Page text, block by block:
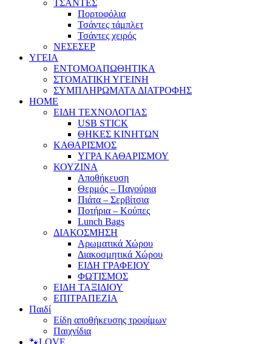
ΤΣΑΝΤΕΣ
Πορτοφόλια
Τσάντες τάμπλετ
Τσάντες χειρός
ΝΕΣΕΣΕΡ
ΥΓΕΙΑ
ΕΝΤΟΜΟΑΠΩΘΗΤΙΚΑ
ΣΤΟΜΑΤΙΚΗ ΥΓΕΙΝΗ
ΣΥΜΠΛΗΡΩΜΑΤΑ ΔΙΑΤΡΟΦΗΣ
HOME
ΕΙΔΗ ΤΕΧΝΟΛΟΓΙΑΣ
USB STICK
ΘΗΚΕΣ ΚΙΝΗΤΩΝ
ΚΑΘΑΡΙΣΜΟΣ
ΥΓΡΑ ΚΑΘΑΡΙΣΜΟΥ
ΚΟΥΖΙΝΑ
Αποθήκευση
Θερμός – Παγούρια
Πιάτα – Σερβίτσια
Ποτήρια – Κούπες
Lunch Bags
ΔΙΑΚΟΣΜΗΣΗ
Αρωματικά Χώρου
Διακοσμητικά Χώρου
ΕΙΔΗ ΓΡΑΦΕΙΟΥ
ΦΩΤΙΣΜΟΣ
ΕΙΔΗ ΤΑΞΙΔΙΟΥ
ΕΠΙΤΡΑΠΕΖΙΑ
Παιδί
Είδη αποθήκευσης τροφίμων
Παιχνίδια